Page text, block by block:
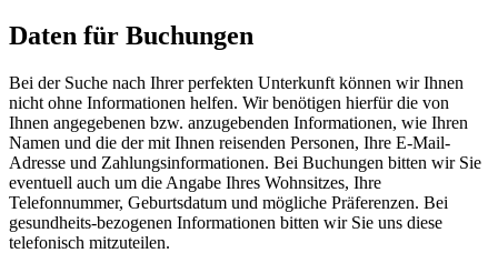
Daten für Buchungen
Bei der Suche nach Ihrer perfekten Unterkunft können wir Ihnen
nicht ohne Informationen helfen. Wir benötigen hierfür die von
Ihnen angegebenen bzw. anzugebenden Informationen, wie Ihren
Namen und die der mit Ihnen reisenden Personen, Ihre E-Mail-
Adresse und Zahlungsinformationen. Bei Buchungen bitten wir Sie
eventuell auch um die Angabe Ihres Wohnsitzes, Ihre
Telefonnummer, Geburtsdatum und mögliche Präferenzen. Bei
gesundheits-bezogenen Informationen bitten wir Sie uns diese
telefonisch mitzuteilen.